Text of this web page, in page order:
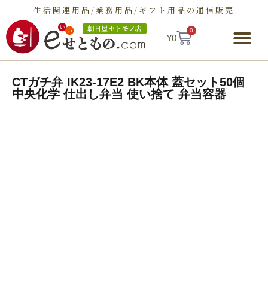
生活関連用品/業務用品/ギフト用品の通信販売
¥0
0
CTガチ弁 IK23-17E2 BK本体 蓋セット50個
中央化学 仕出し弁当 使い捨て 弁当容器